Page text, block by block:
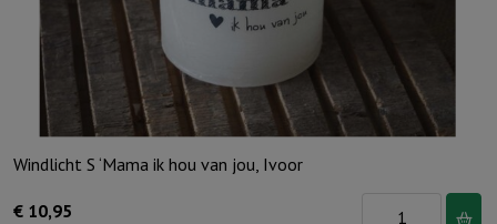
Windlicht S ‘Mama ik hou van jou, Ivoor
€ 10,95
Windlicht